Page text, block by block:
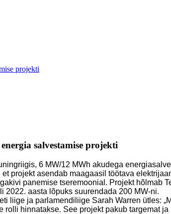
projekti
salvestamise projekti
6 MW/12 MWh akudega
projekt asendab maagaasil töötava
panemise tseremoonial. Projekt hõlmab
2022. aasta lõpuks suurendada 200 MW-ni.
liige ja parlamendiliige Sarah Warren ütles:
hinnatakse. See projekt pakub targemat